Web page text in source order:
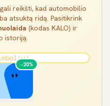
reikšti, kad automobilio
atsuktą ridą. Pasitikrink
(kodas KALO) ir
istoriją.
−20%